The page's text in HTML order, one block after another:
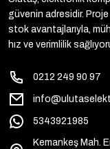
güvenin adresidir.
stok avantajlarıyla,
hız ve verimlilik
0212 249 90 97
5343921985
Kemankeş Mah.